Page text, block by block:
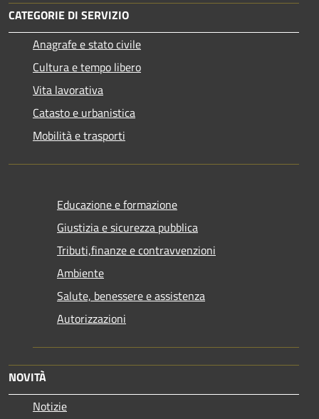
CATEGORIE DI SERVIZIO
Anagrafe e stato civile
Cultura e tempo libero
Vita lavorativa
Catasto e urbanistica
Mobilità e trasporti
Educazione e formazione
Giustizia e sicurezza pubblica
Tributi,finanze e contravvenzioni
Ambiente
Salute, benessere e assistenza
Autorizzazioni
NOVITÀ
Notizie